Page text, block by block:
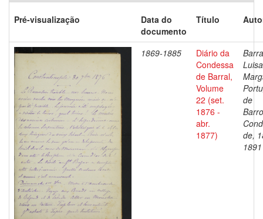
Pré-visualização
Data do
documento
Título
1869-1885
Diário da
Condessa
de Barral,
Volume
22 (set.
1876 -
abr.
1877)
Luisa
de
de,
1891